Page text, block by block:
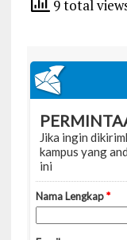
9 total